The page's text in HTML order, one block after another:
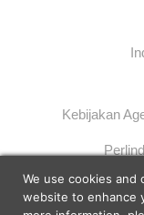
Kebijakan
Langkah
We use cookies and
website to enhance